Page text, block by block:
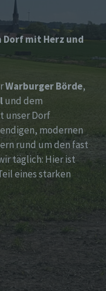
Dorf mit Herz und
Warburger Börde,
und dem
unser Dorf
modernen
rund um den fast
täglich: Hier ist
eines starken